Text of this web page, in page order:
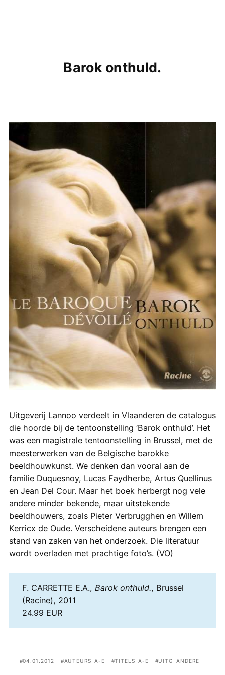
Barok onthuld.
Uitgeverij Lannoo verdeelt in Vlaanderen de catalogus
die hoorde bij de tentoonstelling ‘Barok onthuld’. Het
was een magistrale tentoonstelling in Brussel, met de
meesterwerken van de Belgische barokke
beeldhouwkunst. We denken dan vooral aan de
familie Duquesnoy, Lucas Faydherbe, Artus Quellinus
en Jean Del Cour. Maar het boek herbergt nog vele
andere minder bekende, maar uitstekende
beeldhouwers, zoals Pieter Verbrugghen en Willem
Kerricx de Oude. Verscheidene auteurs brengen een
stand van zaken van het onderzoek. Die literatuur
wordt overladen met prachtige foto’s. (VO)
F. CARRETTE E.A., Barok onthuld., Brussel
(Racine), 2011
24.99 EUR
04.01.2012 AUTEURS_A-E TITELS_A-E UITG_ANDERE